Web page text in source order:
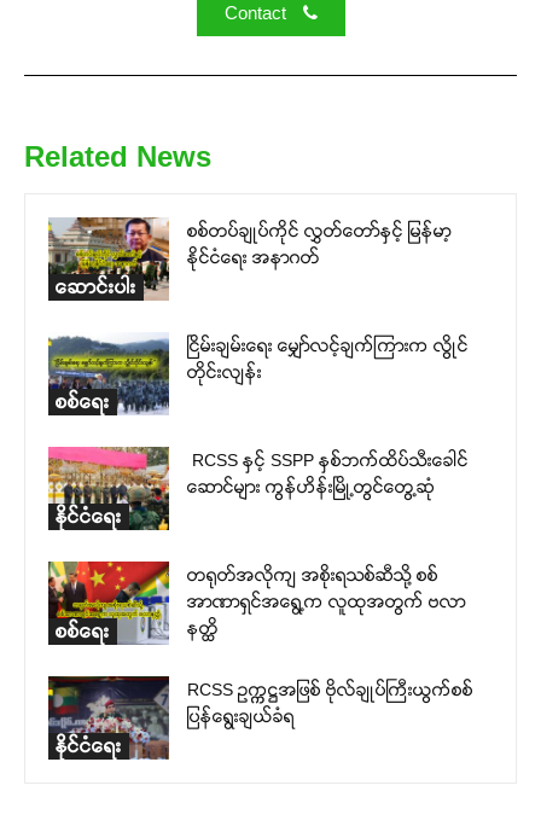
Contact
Related News
ဆောင်းပါး
စစ်တပ်ချုပ်ကိုင် လွှတ်တော်နှင့် မြန်မာ့
နိုင်ငံရေး အနာဂတ်
စစ်ရေး
ငြိမ်းချမ်းရေး မျှော်လင့်ချက်ကြားက လွိုင်
တိုင်းလျန်း
နိုင်ငံရေး
RCSS နှင့် SSPP နှစ်ဘက်ထိပ်သီးခေါင်
ဆောင်များ ကွန်ဟိန်းမြို့တွင်တွေ့ဆုံ
စစ်ရေး
တရုတ်အလိုကျ အစိုးရသစ်ဆီသို့ စစ်
အာဏာရှင်အရွေ့က လူထုအတွက် ဗလာ
နတ္ထိ
နိုင်ငံရေး
RCSS ဥက္ကဋ္ဌအဖြစ် ဗိုလ်ချုပ်ကြီးယွက်စစ်
ပြန်ရွေးချယ်ခံရ